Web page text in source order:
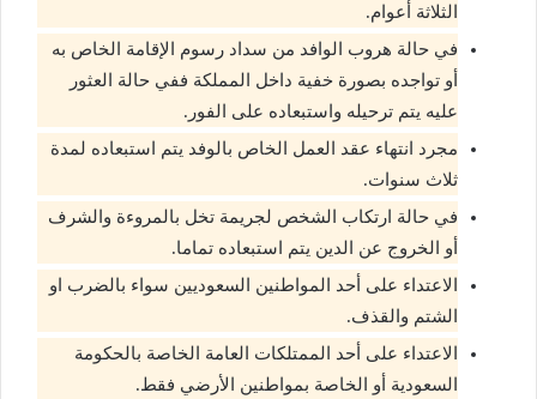
الثلاثة أعوام.
في حالة هروب الوافد من سداد رسوم الإقامة الخاص به
أو تواجده بصورة خفية داخل المملكة ففي حالة العثور
عليه يتم ترحيله واستبعاده على الفور.
مجرد انتهاء عقد العمل الخاص بالوفد يتم استبعاده لمدة
ثلاث سنوات.
في حالة ارتكاب الشخص لجريمة تخل بالمروءة والشرف
أو الخروج عن الدين يتم استبعاده تماما.
الاعتداء على أحد المواطنين السعوديين سواء بالضرب او
الشتم والقذف.
الاعتداء على أحد الممتلكات العامة الخاصة بالحكومة
السعودية أو الخاصة بمواطنين الأرضي فقط.